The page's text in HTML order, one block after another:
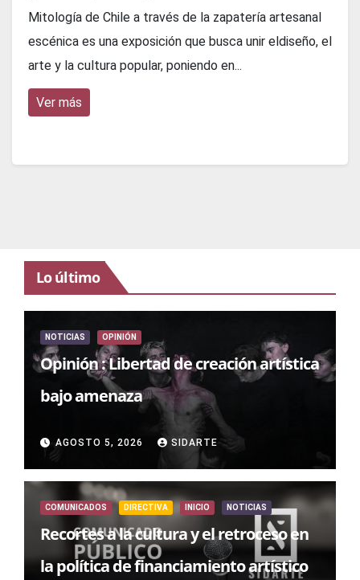
Mitología de Chile a través de la zapatería artesanal
escénica es una exposición que busca unir eldiseño, el
arte y la cultura popular, poniendo en...
Ver más
Lo último
NOTICIAS OPINIÓN
Opinión : Libertad de creación artística
bajo amenaza
AGOSTO 5, 2026 SIDARTE
COMUNICADOS DIRECTIVA INICIO NOTICIAS
Recortes a la cultura y el retroceso en
la política de financiamiento artístico